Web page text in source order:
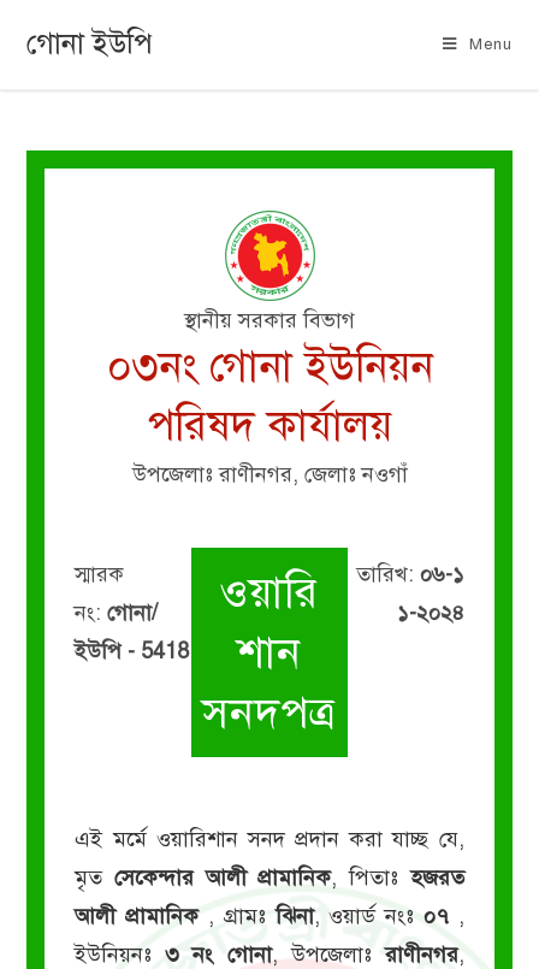
গোনা ইউপি Menu
স্থানীয় সরকার বিভাগ
০৩নং গোনা ইউনিয়ন
পরিষদ কার্যালয়
উপজেলাঃ রাণীনগর, জেলাঃ নওগাঁ
স্মারক
নং:গোনা/
ইউপি - 5418
ওয়ারি
শান
সনদপত্র
তারিখ: ০৬-১
১-২০২৪
এই মর্মে ওয়ারিশান সনদ প্রদান করা যাচ্ছ যে,
মৃতসেকেন্দার আলী প্রামানিক, পিতাঃহজরত
আলী প্রামানিক, গ্রামঃঝিনা, ওয়ার্ড নংঃ ০৭ ,
ইউনিয়নঃ৩ নং গোনা, উপজেলাঃরাণীনগর,